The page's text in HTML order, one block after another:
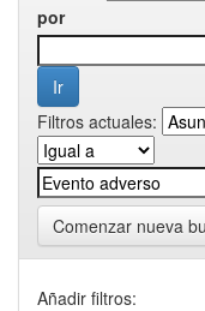
por
Filtros actuales:
Comenzar nueva
Añadir filtros: